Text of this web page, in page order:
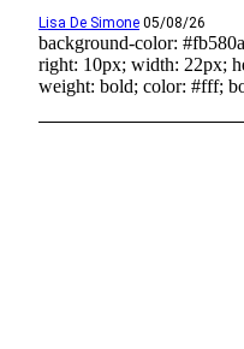
Lisa De Simone 05/08/26
background-color:
right: 10px; width: 22px;
weight: bold; color: #fff;